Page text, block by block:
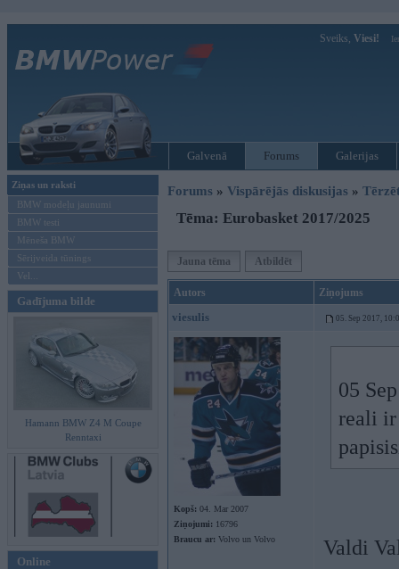
Sveiks, Viesi!
Galvenā Forums Galerijas
Ziņas un raksti
BMW modeļu jaunumi
BMW testi
Mēneša BMW
Sērijveida tūnings
Vel...
Gadījuma bilde
Hamann BMW Z4 M Coupe
Renntaxi
Online
Forums » Vispārējās diskusijas »
Tēma: Eurobasket 2017/2025
Jauna tēma Atbildēt
Autors Ziņojums
viesulis 05. Sep 2017,
Kopš: 04. Mar 2007
Ziņojumi: 16796
Braucu ar: Volvo un Volvo
05
reali ir
Valdi